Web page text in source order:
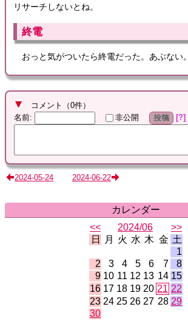
リサーチしないとね。
終電
おっと気がついたら終電だった。あぶない。
コメント （0件）
名前: 非公開 投稿 ?
2024-05-24 2024-06-22
カレンダー
<<
2024/06
>>
日
月 火 水 木 金 土
1
2
3 4 5 6 7
8
9 10 11 12 13 14 15
16 17 18 19 20 21 22
23 24 25 26 27 28 29
30